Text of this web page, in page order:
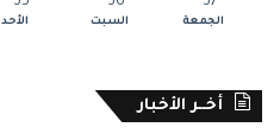
الجمعة السبت الأحد
أخــر الأخبار